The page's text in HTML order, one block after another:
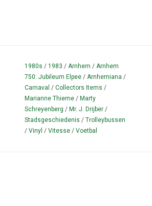
1980s / 1983 / Arnhem / Arnhem
750: Jubileum Elpee / Arnhemiana /
Carnaval / Collectors Items /
Marianne Thieme / Marty
Schreyenberg / Mr. J. Drijber /
Stadsgeschiedenis / Trolleybussen
/ Vinyl / Vitesse / Voetbal